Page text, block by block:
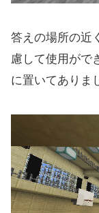
答えの場所の近
慮して使用がで
に置いてありま